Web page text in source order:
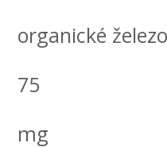
organické
75
mg